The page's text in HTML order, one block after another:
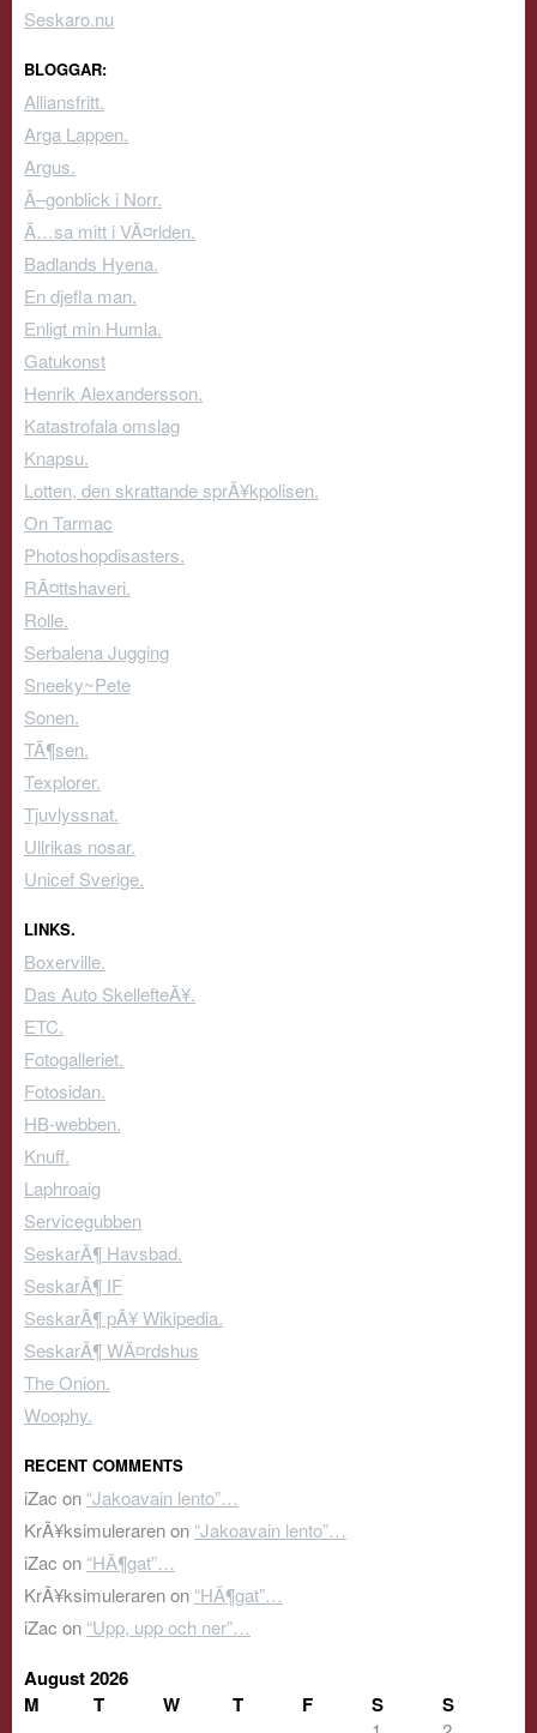
Seskaro.nu
BLOGGAR:
Alliansfritt.
Arga Lappen.
Argus.
Ã–gonblick i Norr.
Ã…sa mitt i VÃ¤rlden.
Badlands Hyena.
En djefla man.
Enligt min Humla.
Gatukonst
Henrik Alexandersson.
Katastrofala omslag
Knapsu.
Lotten, den skrattande sprÃ¥kpolisen.
On Tarmac
Photoshopdisasters.
RÃ¤ttshaveri.
Rolle.
Serbalena Jugging
Sneeky~Pete
Sonen.
TÃ¶sen.
Texplorer.
Tjuvlyssnat.
Ullrikas nosar.
Unicef Sverige.
LINKS.
Boxerville.
Das Auto SkellefteÃ¥.
ETC.
Fotogalleriet.
Fotosidan.
HB-webben.
Knuff.
Laphroaig
Servicegubben
SeskarÃ¶ Havsbad.
SeskarÃ¶ IF
SeskarÃ¶ pÃ¥ Wikipedia.
SeskarÃ¶ WÃ¤rdshus
The Onion.
Woophy.
RECENT COMMENTS
iZac on “Jakoavain lento”…
KrÃ¥ksimulerarenon “Jakoavain lento”…
iZac on “HÃ¶gat”…
KrÃ¥ksimulerarenon “HÃ¶gat”…
iZac on “Upp, upp och ner”…
August 2026
M
T W T F S S